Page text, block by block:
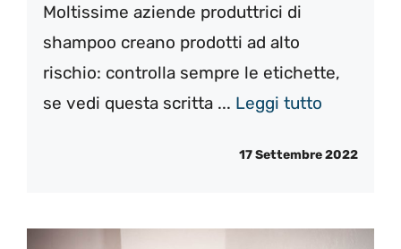
Moltissime aziende produttrici di
shampoo creano prodotti ad alto
rischio: controlla sempre le etichette,
se vedi questa scritta ... Leggi tutto
17 Settembre 2022